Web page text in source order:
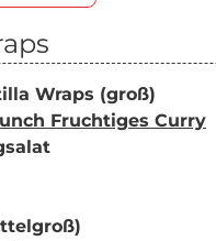
Wraps (groß)
Fruchtiges Curry